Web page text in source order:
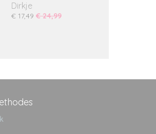
Dirkje
€ 17,49 € 24,99